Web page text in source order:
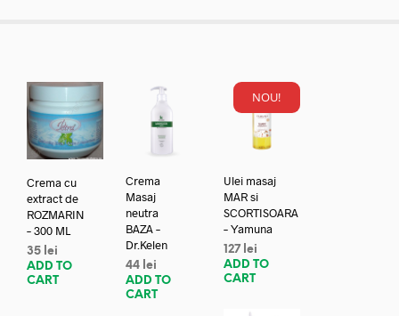
Crema cu
extract de
ROZMARIN
– 300 ML
35 lei
ADD TO
CART
Crema
Masaj
neutra
BAZA –
Dr.Kelen
44 lei
ADD TO
CART
NOU!
Ulei masaj
MAR si
SCORTISOARA
– Yamuna
127 lei
ADD TO
CART